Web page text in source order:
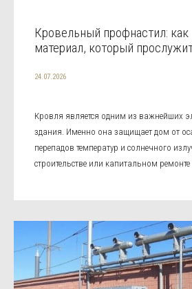
Кровельный профнастил:
материал, который
24.07.2026
Кровля является одним из важнейших
здания. Именно она защищает дом от
перепадов температур и солнечного
строительстве или капитальном ремонте